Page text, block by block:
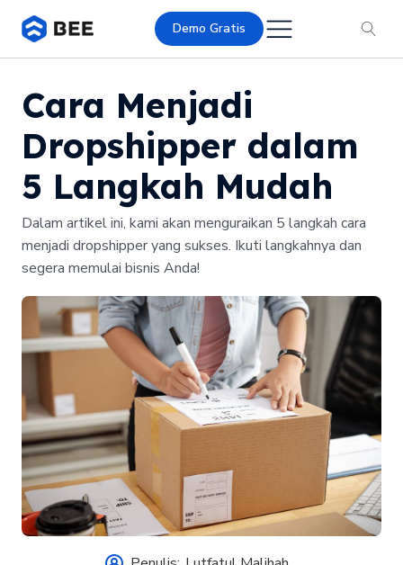
Demo Gratis
Cara Menjadi
Dropshipper dalam
5 Langkah Mudah
Dalam artikel ini, kami akan menguraikan 5 langkah cara
menjadi dropshipper yang sukses. Ikuti langkahnya dan
segera memulai bisnis Anda!